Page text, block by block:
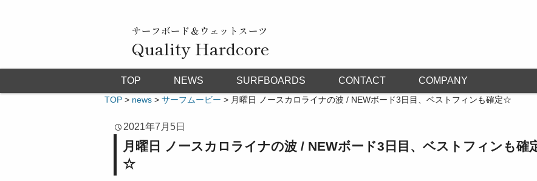
サーフボード＆ウェットスーツ
Quality Hardcore
TOP NEWS SURFBOARDS CONTACT COMPANY
TOP > news > サーフムービー > 月曜日 ノースカロライナの波 / NEWボード3日目、ベストフィンも確定☆
2021年7月5日
月曜日 ノースカロライナの波 / NEWボード3日目、ベストフィンも確
☆